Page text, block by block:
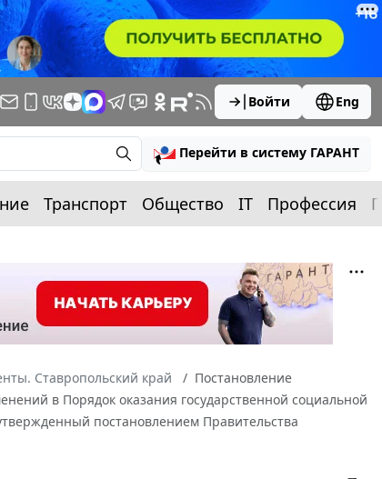
Войти Eng
Перейти в систему ГАРАНТ
Транспорт Общество IT Профессия
Ставропольский край
Постановление
в Порядок оказания государственной социальной
постановлением Правительства